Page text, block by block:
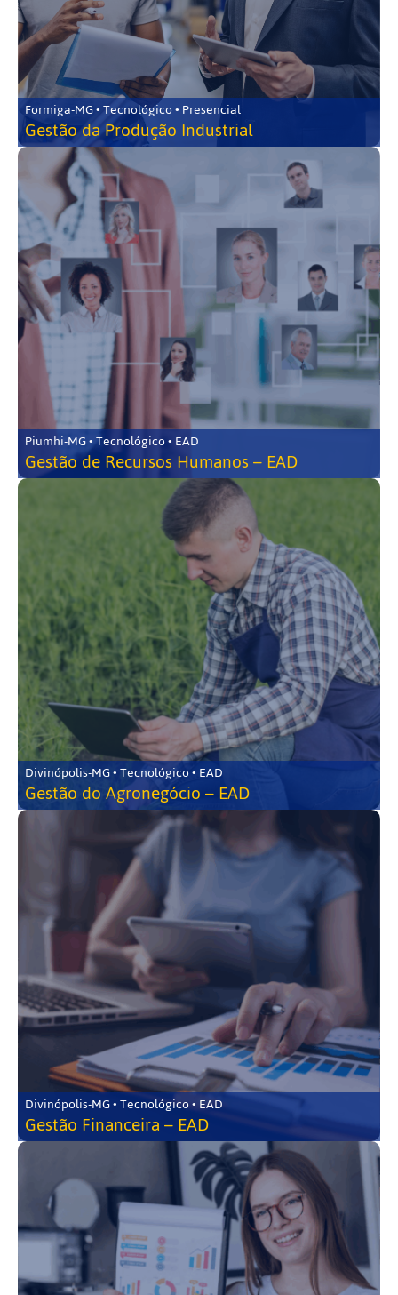
Formiga-MG • Tecnológico • Presencial
Gestão da Produção Industrial
Piumhi-MG • Tecnológico • EAD
Gestão de Recursos Humanos – EAD
Divinópolis-MG • Tecnológico • EAD
Gestão do Agronegócio – EAD
Divinópolis-MG • Tecnológico • EAD
Gestão Financeira – EAD